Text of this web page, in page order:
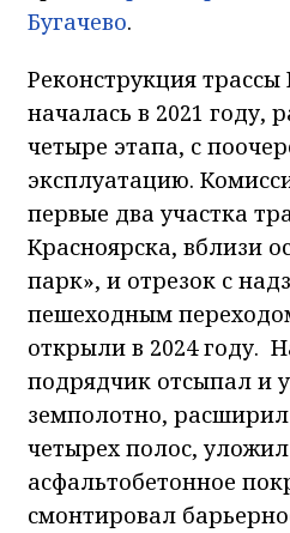
Бугачево.
Реконструкция трассы
началась в 2021 году,
четыре этапа, с
эксплуатацию.
первые два участка
Красноярска, вблизи
парк», и отрезок с
пешеходным
открыли в 2024 году.
подрядчик отсыпал и
земполотно,
четырех полос,
асфальтобетонное
смонтировал